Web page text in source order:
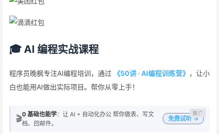
🎓 AI 编程实战课程
程序员晚枫专注AI编程培训，通过 《50讲 · AI编程训练营》 ，让小
白也能用AI做出实际项目。帮你从零上手！
🎬0 基础也能学：让 AI + 自动化办公 帮你做表、写文
档、回邮件。
免费试听 →